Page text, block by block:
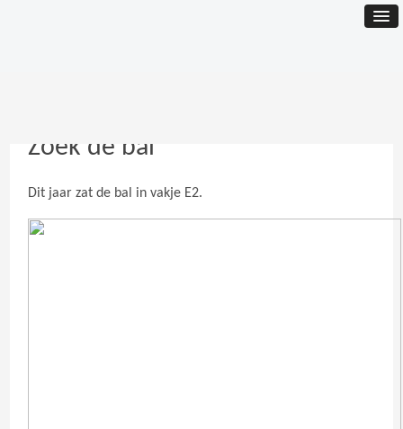
Zoek de bal
Dit jaar zat de bal in vakje E2.